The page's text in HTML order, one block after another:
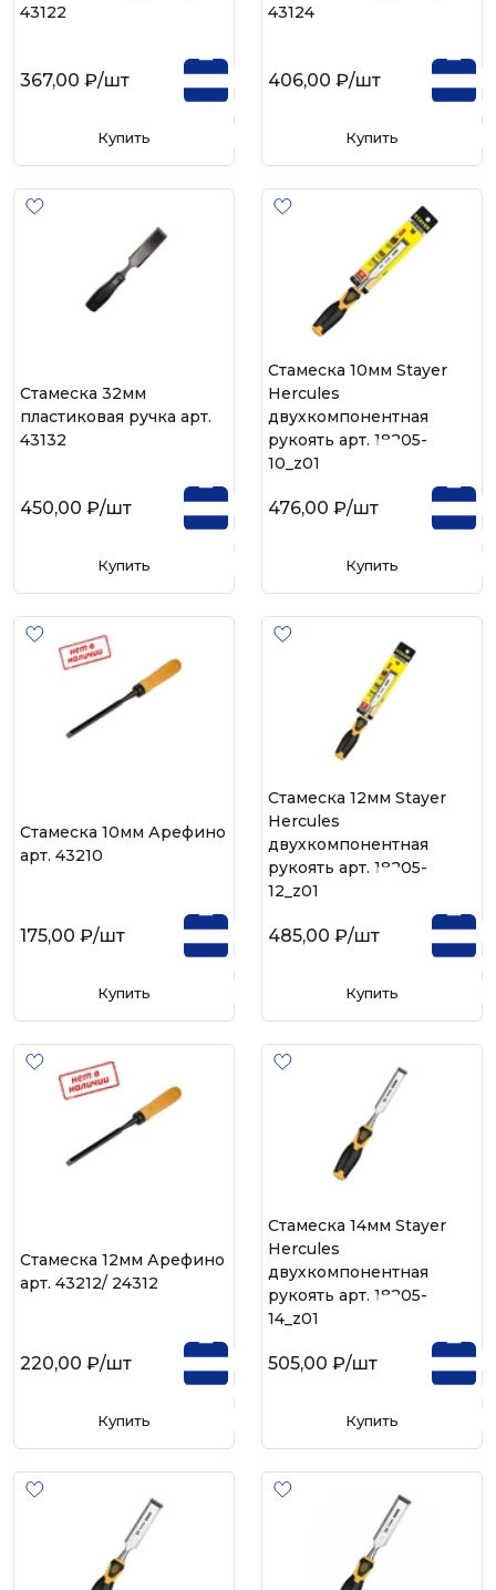
43122
367,00 ₽/шт
Купить
43124
406,00 ₽/шт
Купить
Cтамеска 32мм
пластиковая ручка арт.
43132
450,00 ₽/шт
Купить
Стамеска 10мм Stayer
Hercules
двухкомпонентная
рукоять арт. 18205-
10_z01
476,00 ₽/шт
Купить
Стамеска 10мм Арефино
арт. 43210
175,00 ₽/шт
Купить
Стамеска 12мм Stayer
Hercules
двухкомпонентная
рукоять арт. 18205-
12_z01
485,00 ₽/шт
Купить
Стамеска 12мм Арефино
арт. 43212/ 24312
220,00 ₽/шт
Купить
Стамеска 14мм Stayer
Hercules
двухкомпонентная
рукоять арт. 18205-
14_z01
505,00 ₽/шт
Купить